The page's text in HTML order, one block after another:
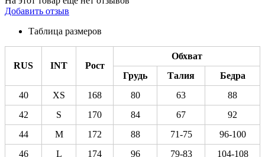
Добавить отзыв
Таблица размеров
RUS INT Рост
Обхват
Грудь
Талия
Бедра
40
XS 168 80 63
88
42
S 170 84 67
92
44
M 172 88 71-75
96-100
46
L 174 96 79-83 104-108